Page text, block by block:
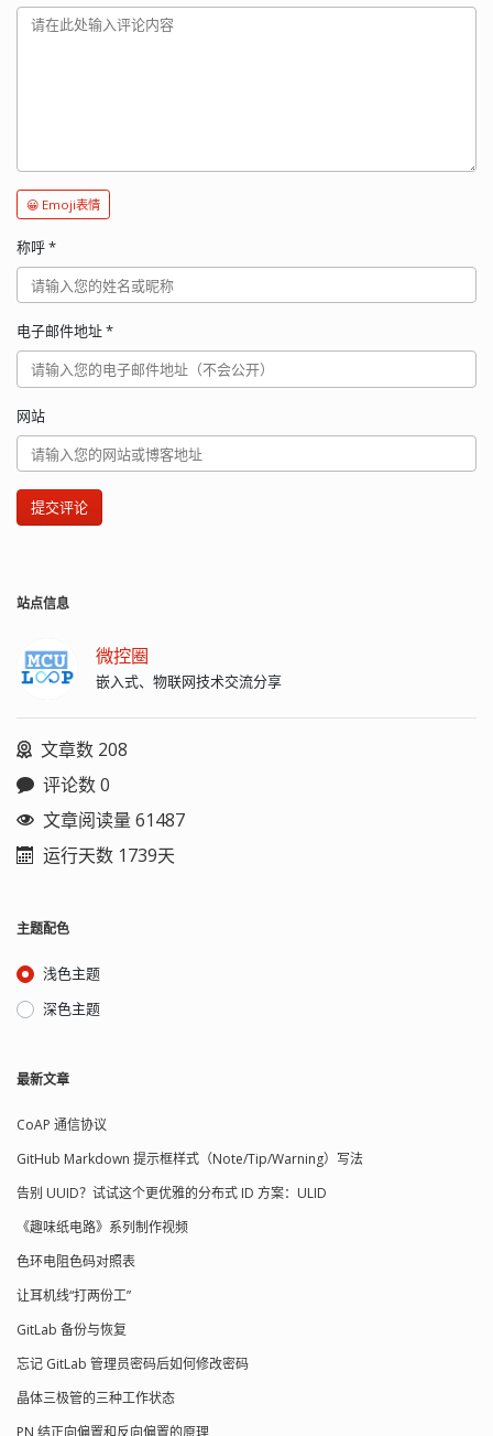
😀 Emoji表情
称呼*
电子邮件地址*
网站
提交评论
站点信息
微控圈
嵌入式、物联网技术交流分享
文章数 208
评论数 0
文章阅读量 61487
运行天数 1739天
主题配色
浅色主题
深色主题
最新文章
CoAP 通信协议
GitHub Markdown 提示框样式（Note/Tip/Warning）写法
告别 UUID？试试这个更优雅的分布式 ID 方案：ULID
《趣味纸电路》系列制作视频
色环电阻色码对照表
让耳机线“打两份工”
GitLab 备份与恢复
忘记 GitLab 管理员密码后如何修改密码
晶体三极管的三种工作状态